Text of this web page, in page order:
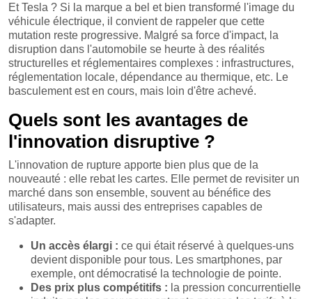
Et Tesla ? Si la marque a bel et bien transformé l'image du
véhicule électrique, il convient de rappeler que cette
mutation reste progressive. Malgré sa force d'impact, la
disruption dans l'automobile se heurte à des réalités
structurelles et réglementaires complexes : infrastructures,
réglementation locale, dépendance au thermique, etc. Le
basculement est en cours, mais loin d'être achevé.
Quels sont les avantages de
l'innovation disruptive ?
L'innovation de rupture apporte bien plus que de la
nouveauté : elle rebat les cartes. Elle permet de revisiter un
marché dans son ensemble, souvent au bénéfice des
utilisateurs, mais aussi des entreprises capables de
s'adapter.
Un accès élargi : ce qui était réservé à quelques-uns
devient disponible pour tous. Les smartphones, par
exemple, ont démocratisé la technologie de pointe.
Des prix plus compétitifs : la pression concurrentielle